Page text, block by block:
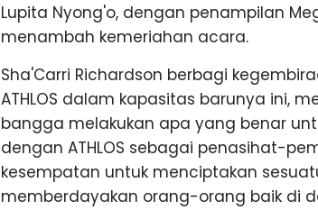
Lupita Nyong'o, dengan penampilan
menambah kemeriahan acara.
Sha'Carri Richardson berbagi
ATHLOS dalam kapasitas barunya ini,
bangga melakukan apa yang benar
dengan ATHLOS sebagai penasihat-
kesempatan untuk menciptakan
memberdayakan orang-orang baik di